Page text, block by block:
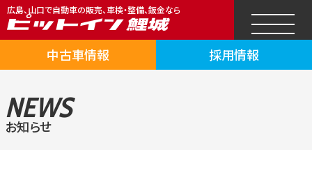
広島、山口で自動車の販売、車検・整備、鈑金なら
中古車情報 採用情報
NEWS
お知らせ